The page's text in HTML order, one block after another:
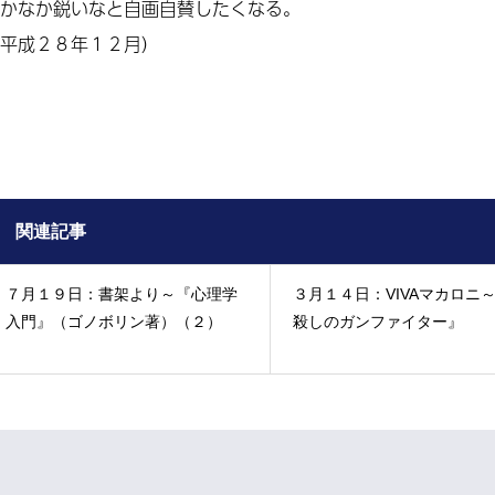
なか鋭いなと自画自賛したくなる。
成２８年１２月）
関連記事
７月１９日：書架より～『心理学
入門』（ゴノボリン著）（２）
３月１４日：VIVAマカロニ
殺しのガンファイター』